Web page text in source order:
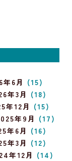
年6月
(15)
年3月
(18)
年12月 (15)
年9月 (17)
年6月
(16)
年3月
(12)
年12月 (14)